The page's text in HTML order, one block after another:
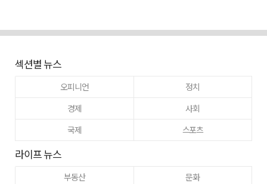
섹션별 뉴스
오피니언
정치
경제
사회
국제
스포츠
라이프 뉴스
부동산
문화